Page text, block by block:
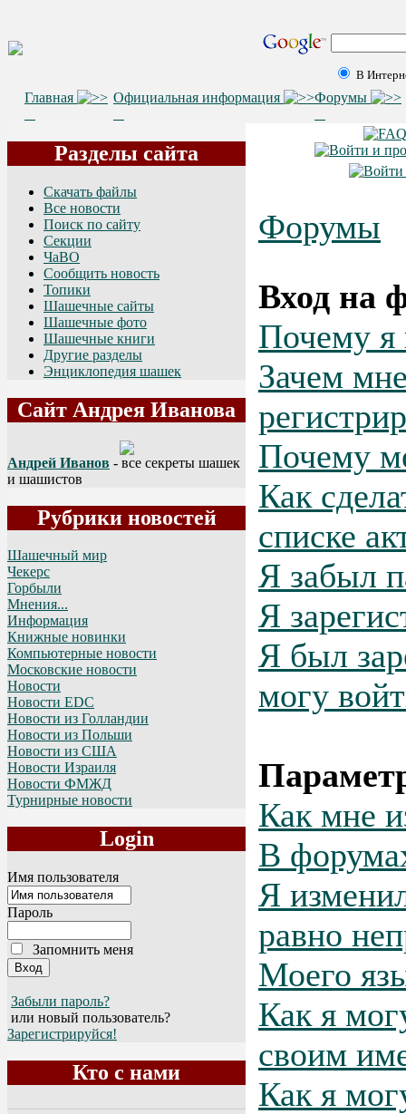
В
Главная Официальная информация Форумы
Разделы сайта
Скачать файлы
Все новости
Поиск по сайту
Секции
ЧаВО
Сообщить новость
Топики
Шашечные сайты
Шашечные фото
Шашечные книги
Другие разделы
Энциклопедия шашек
Сайт Андрея Иванова
Андрей Иванов - все секреты шашек
и шашистов
Рубрики новостей
Шашечный мир
Чекерс
Горбыли
Мнения...
Информация
Книжные новинки
Компьютерные новости
Московские новости
Новости
Новости EDC
Новости из Голландии
Новости из Польши
Новости из США
Новости Израиля
Новости ФМЖД
Турнирные новости
Login
Имя пользователя
Пароль
Запомнить меня
Забыли пароль?
или новый пользователь?
Зарегистрируйся!
Кто с нами
Форумы
Вход на
Почему я
Зачем
Почему
Как
списке
Я забыл
Я
Я был
могу
Как мне
В
Я
равно
Моего
Как я
своим
Как я